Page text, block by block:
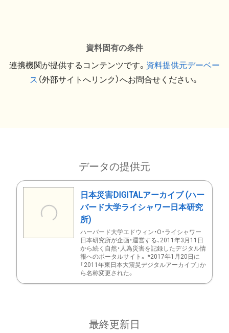
資料固有の条件
連携機関が提供するコンテンツです。 資料提供元デーベー
ス （外部サイトへリンク）へお問合せください。
データの提供元
日本災害DIGITALアーカイブ (ハー
バード大学ライシャワー日本研究
所)
ハーバード大学エドウィン・O・ライシャワー
日本研究所が企画・運営する、2011年3月11日
から続く自然・人為災害を記録したデジタル情
報へのポータルサイト。 *2017年1月20日に
「2011年東日本大震災デジタルアーカイブ」か
ら名称変更された。
最終更新日